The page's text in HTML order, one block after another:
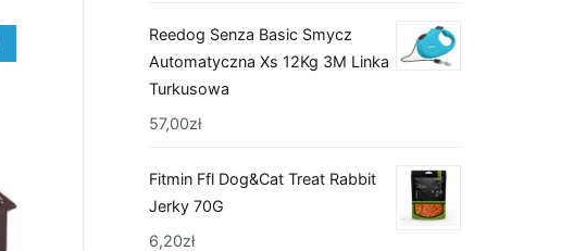
Reedog Senza Basic Smycz
Automatyczna Xs 12Kg 3M Linka
Turkusowa
57,00zł
Fitmin Ffl Dog&Cat Treat Rabbit
Jerky 70G
6,20zł